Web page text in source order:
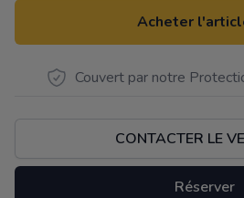
Acheter
Couvert par notre
CONTACTER LE
Réserver